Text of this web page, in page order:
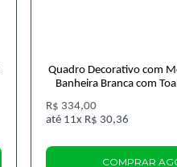
Quadro Decorativo com
Banheira Branca com
R$ 334,00
11x R$ 30,36
COMPRAR